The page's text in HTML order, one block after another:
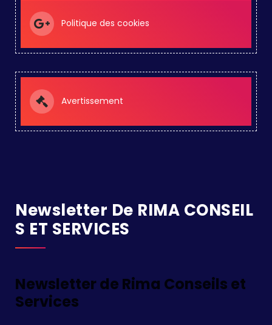
Politique des cookies
Avertissement
Newsletter De RIMA CONSEIL
S ET SERVICES
Newsletter de Rima Conseils et
Services